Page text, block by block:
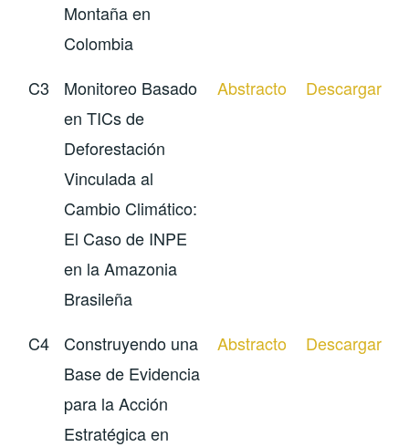
Montaña en
Colombia
C3
Monitoreo Basado
en TICs de
Deforestación
Vinculada al
Cambio Climático:
El Caso de INPE
en la Amazonia
Brasileña
Abstracto Descargar
C4
Construyendo una
Base de Evidencia
para la Acción
Estratégica en
Abstracto Descargar